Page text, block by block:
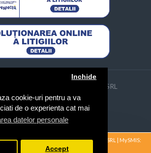
cookie-uri pentru a va
de o experienta cat mai
datelor personale
Inchide
Accept
activității NAIMEED COMPANY SRL | MySMIS:
| PR Nord-Est 2021-2027 » Detalii
2013 - 2024 | Naimeed Company SRL
Reg. Com. J2013000505044